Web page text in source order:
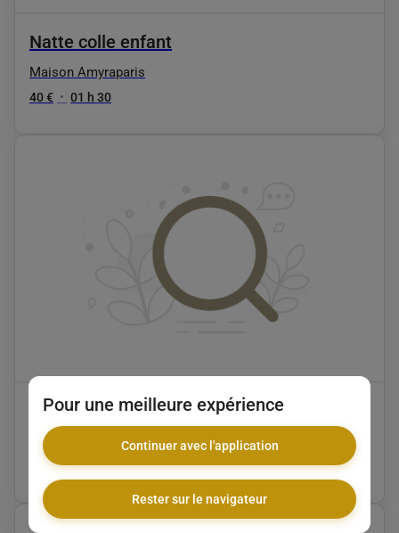
Natte colle enfant
Maison Amyraparis
40 € • 01 h 30
Twist cheveux naturel
Maison Amyraparis
55 € • 01 h 42
Pour une meilleure expérience
Continuer avec l'application
Rester sur le navigateur